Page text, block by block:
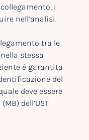
i
nell’analisi.
tra le
stessa
è garantita
del
deve essere
dell’UST